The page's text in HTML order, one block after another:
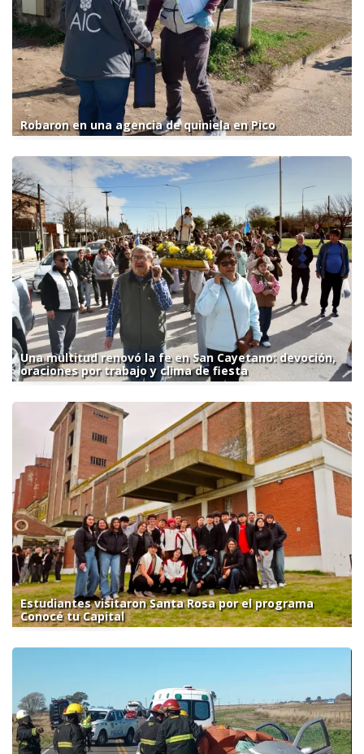
Robaron en una agencia de quiniela en Pico
Una multitud renovó la fe en San Cayetano: devoción,
oraciones por trabajo y clima de fiesta
Estudiantes visitaron Santa Rosa por el programa
Conocé tu Capital